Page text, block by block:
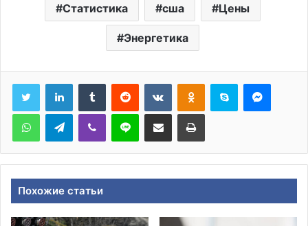
Статистика сша Цены
Энергетика
Tumblr Reddit ВконтактеОдноклассники
Skype
WhatsAppTelegramViber Line Поделиться через электронную почту Печатать
Похожие статьи